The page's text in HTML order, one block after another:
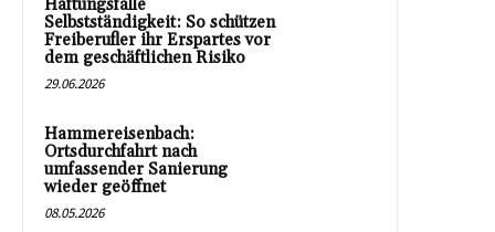
Haftungsfalle
Selbstständigkeit: So schützen
Freiberufler ihr Erspartes vor
dem geschäftlichen Risiko
29.06.2026
Hammereisenbach:
Ortsdurchfahrt nach
umfassender Sanierung
wieder geöffnet
08.05.2026